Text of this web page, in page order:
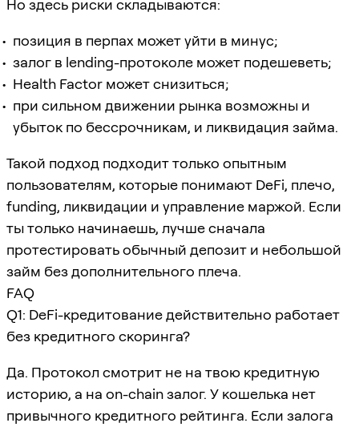
Но здесь риски складываются:
позиция в перпах может уйти в минус;
залог в lending-протоколе может подешеветь;
Health Factor может снизиться;
при сильном движении рынка возможны и
убыток по бессрочникам, и ликвидация займа.
Такой подход подходит только опытным
пользователям, которые понимают DeFi, плечо,
funding, ликвидации и управление маржой. Если
ты только начинаешь, лучше сначала
протестировать обычный депозит и небольшой
займ без дополнительного плеча.
FAQ
Q1: DeFi-кредитование действительно работает
без кредитного скоринга?
Да. Протокол смотрит не на твою кредитную
историю, а на on-chain залог. У кошелька нет
привычного кредитного рейтинга. Если залога